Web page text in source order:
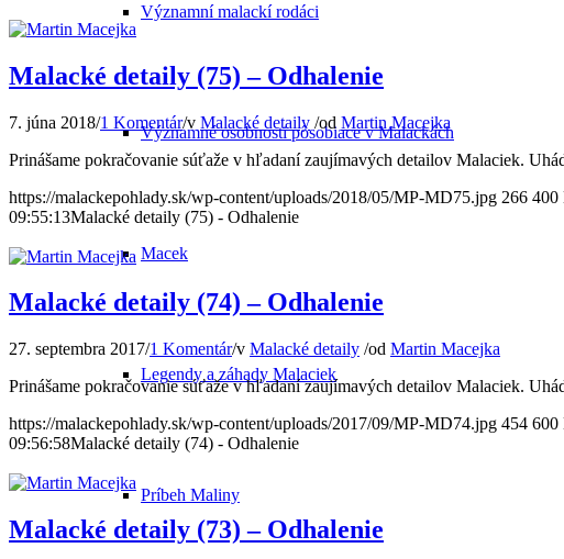
Významní malackí rodáci
Významné osobnosti pôsobiace v Malackách
Macek
Legendy a záhady Malaciek
Príbeh Maliny
Malacké detaily (75) – Odhalenie
7. júna 2018/1 Komentár/v Malacké detaily /od Martin Macejka
Prinášame pokračovanie súťaže v hľadaní zaujímavých detailov Malaciek.
https://malackepohlady.sk/wp-content/uploads/2018/05/MP-MD75.jpg 266 400
09:55:13Malacké detaily (75) - Odhalenie
Malacké detaily (74) – Odhalenie
27. septembra 2017/1 Komentár/v Malacké detaily /od Martin Macejka
Prinášame pokračovanie súťaže v hľadaní zaujímavých detailov Malaciek.
https://malackepohlady.sk/wp-content/uploads/2017/09/MP-MD74.jpg 454 600
09:56:58Malacké detaily (74) - Odhalenie
Malacké detaily (73) – Odhalenie